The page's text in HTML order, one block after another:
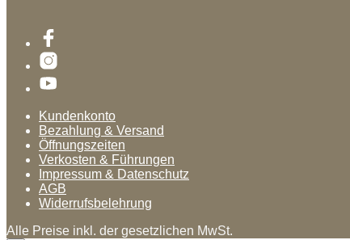
Kundenkonto
Bezahlung & Versand
Öffnungszeiten
Verkosten & Führungen
Impressum & Datenschutz
AGB
Widerrufsbelehrung
Alle Preise inkl. der gesetzlichen MwSt.